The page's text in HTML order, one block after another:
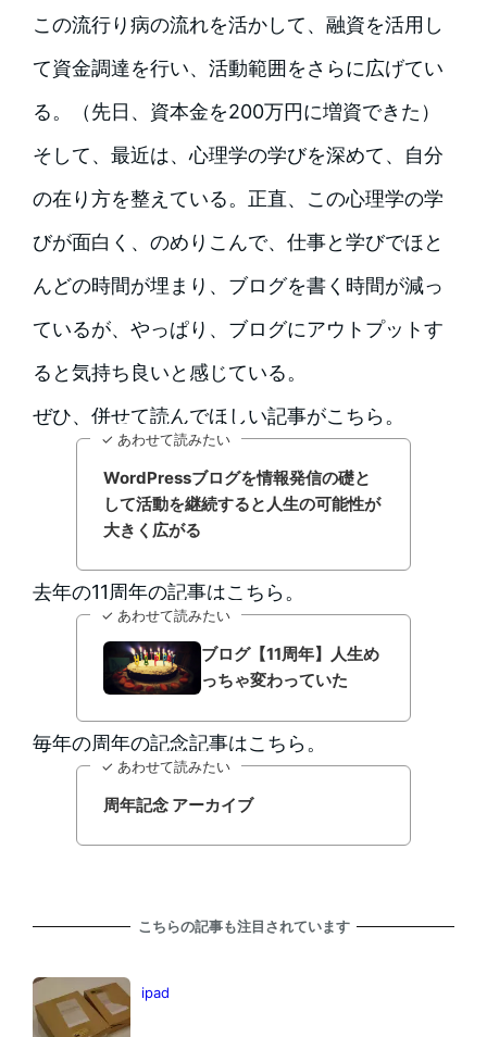
この流行り病の流れを活かして、融資を活用し
て資金調達を行い、活動範囲をさらに広げてい
る。（先日、資本金を200万円に増資できた）
そして、最近は、心理学の学びを深めて、自分
の在り方を整えている。正直、この心理学の学
びが面白く、のめりこんで、仕事と学びでほと
んどの時間が埋まり、ブログを書く時間が減っ
ているが、やっぱり、ブログにアウトプットす
ると気持ち良いと感じている。
ぜひ、併せて読んでほしい記事がこちら。
✓ あわせて読みたい
WordPressブログを情報発信の礎と
して活動を継続すると人生の可能性が
大きく広がる
去年の11周年の記事はこちら。
✓ あわせて読みたい
ブログ【11周年】人生め
っちゃ変わっていた
毎年の周年の記念記事はこちら。
✓ あわせて読みたい
周年記念 アーカイブ
こちらの記事も注目されています
ipad